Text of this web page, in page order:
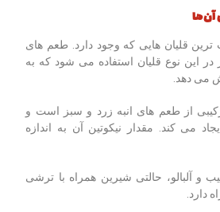
آن ها
قلیان ‌هایی که وجود دارد. طعم ‌های
این نوع قلیان استفاده می شود که به
می ‌دهد.
از طعم‌ های انبه زرد و سبز است و
می ‌کند. مقدار نیکوتین آن به اندازه
و آلبالو، حالتی شیرین همراه با ترشی
دارد.